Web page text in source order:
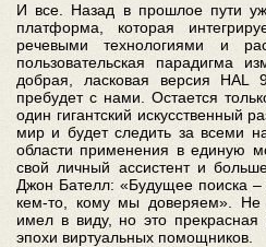
И все. Назад в прошлое пути
платформа, которая
речевыми технологиями и
пользовательская парадигма
добрая, ласковая версия
пребудет с нами. Остается
один гигантский искусственный
мир и будет следить за всеми
области применения в единую
свой личный ассистент и
Джон Бателл: «Будущее поиска –
кем-то, кому мы доверяем».
имел в виду, но это
эпохи виртуальных помощников.